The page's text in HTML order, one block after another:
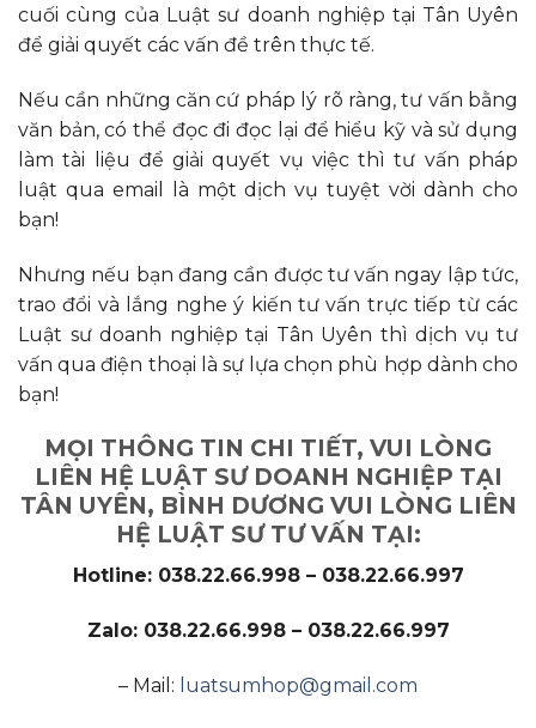
cuối cùng của Luật sư doanh nghiệp tại Tân Uyên
để giải quyết các vấn đề trên thực tế.
Nếu cần những căn cứ pháp lý rõ ràng, tư vấn bằng
văn bản, có thể đọc đi đọc lại để hiểu kỹ và sử dụng
làm tài liệu để giải quyết vụ việc thì tư vấn pháp
luật qua email là một dịch vụ tuyệt vời dành cho
bạn!
Nhưng nếu bạn đang cần được tư vấn ngay lập tức,
trao đổi và lắng nghe ý kiến tư vấn trực tiếp từ các
Luật sư doanh nghiệp tại Tân Uyên thì dịch vụ tư
vấn qua điện thoại là sự lựa chọn phù hợp dành cho
bạn!
MỌI THÔNG TIN CHI TIẾT, VUI LÒNG
LIÊN HỆ LUẬT SƯ DOANH NGHIỆP TẠI
TÂN UYÊN, BÌNH DƯƠNG VUI LÒNG LIÊN
HỆ LUẬT SƯ TƯ VẤN TẠI:
Hotline: 038.22.66.998 – 038.22.66.997
Zalo: 038.22.66.998 – 038.22.66.997
– Mail: luatsumhop@gmail.com